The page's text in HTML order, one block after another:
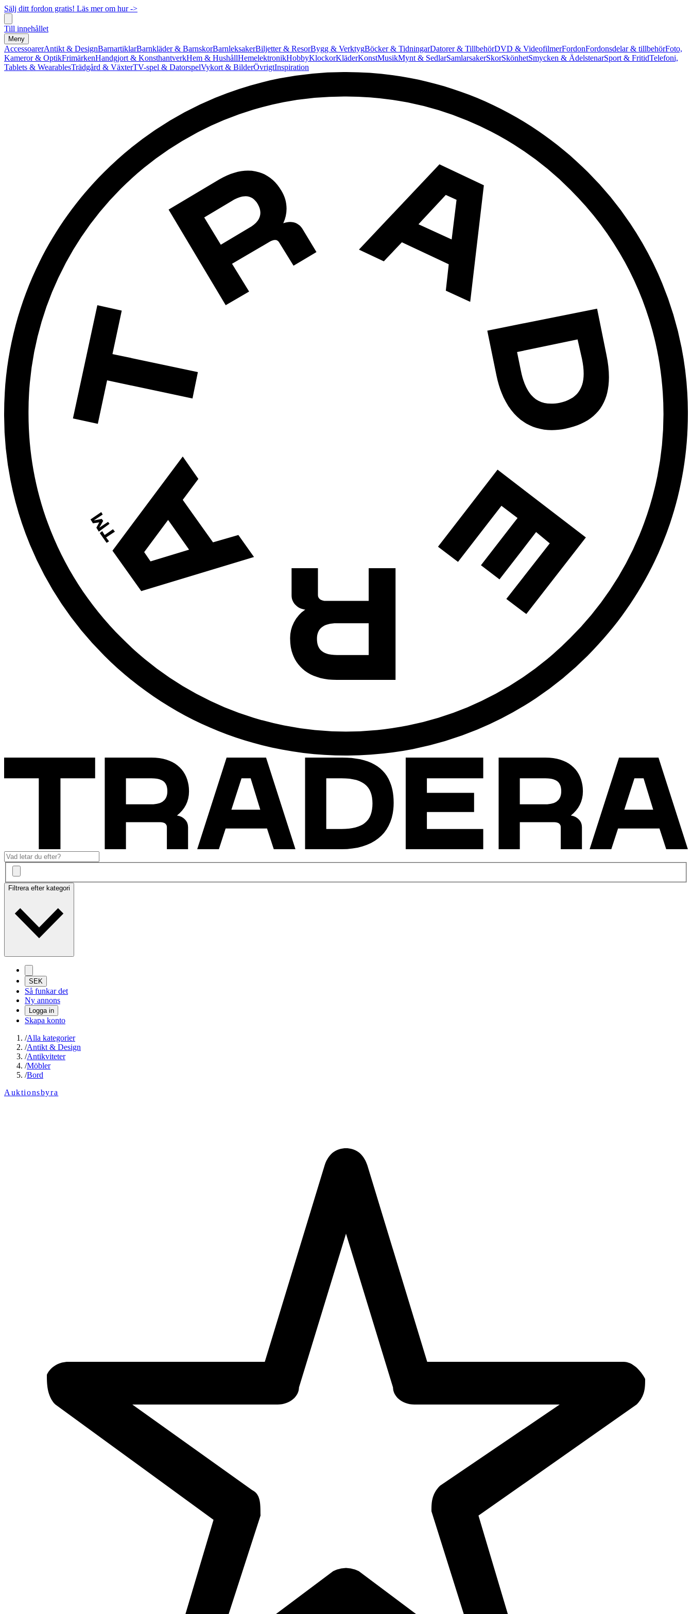
Sälj ditt fordon gratis! Läs mer om hur ->
Till innehållet
Meny
AccessoarerAntikt & DesignBarnartiklarBarnkläder & BarnskorBarnleksakerBiljetter & ResorBygg & VerktygBöcker & TidningarDatorer & TillbehörDVD & VideofilmerFordonFordonsdelar & tillbehörFoto,
Kameror & OptikFrimärkenHandgjort & KonsthantverkHem & HushållHemelektronikHobbyKlockorKläderKonstMusikMynt & SedlarSamlarsakerSkorSkönhetSmycken & ÄdelstenarSport & FritidTelefoni,
Tablets & WearablesTrädgård & VäxterTV-spel & DatorspelVykort & BilderÖvrigtInspiration
Filtrera efter kategori
SEK
Så funkar det
Ny annons
Logga in
Skapa konto
/Alla kategorier
/Antikt & Design
/Antikviteter
/Möbler
/Bord
Auktionsbyra